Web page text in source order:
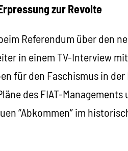
zur Revolte
Referendum über den
in einem TV-Interview
für den Faschismus in
des FIAT-
“Abkommen” im